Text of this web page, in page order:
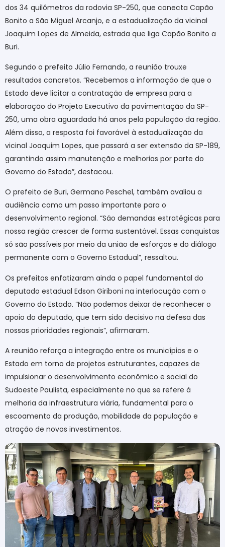
dos 34 quilômetros da rodovia SP-250, que conecta Capão
Bonito a São Miguel Arcanjo, e a estadualização da vicinal
Joaquim Lopes de Almeida, estrada que liga Capão Bonito a
Buri.
Segundo o prefeito Júlio Fernando, a reunião trouxe
resultados concretos. “Recebemos a informação de que o
Estado deve licitar a contratação de empresa para a
elaboração do Projeto Executivo da pavimentação da SP-
250, uma obra aguardada há anos pela população da região.
Além disso, a resposta foi favorável à estadualização da
vicinal Joaquim Lopes, que passará a ser extensão da SP-189,
garantindo assim manutenção e melhorias por parte do
Governo do Estado”, destacou.
O prefeito de Buri, Germano Peschel, também avaliou a
audiência como um passo importante para o
desenvolvimento regional. “São demandas estratégicas para
nossa região crescer de forma sustentável. Essas conquistas
só são possíveis por meio da união de esforços e do diálogo
permanente com o Governo Estadual”, ressaltou.
Os prefeitos enfatizaram ainda o papel fundamental do
deputado estadual Edson Giriboni na interlocução com o
Governo do Estado. “Não podemos deixar de reconhecer o
apoio do deputado, que tem sido decisivo na defesa das
nossas prioridades regionais”, afirmaram.
A reunião reforça a integração entre os municípios e o
Estado em torno de projetos estruturantes, capazes de
impulsionar o desenvolvimento econômico e social do
Sudoeste Paulista, especialmente no que se refere à
melhoria da infraestrutura viária, fundamental para o
escoamento da produção, mobilidade da população e
atração de novos investimentos.